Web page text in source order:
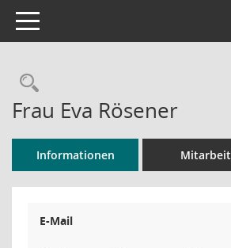
Toggle navigation
Rechercheauswahl
Frau Eva Rösener
Informationen Mitarbeit
E-Mail